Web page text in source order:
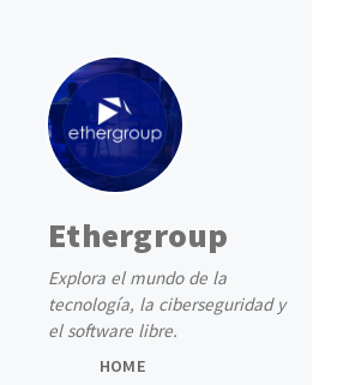
Ethergroup
Explora el mundo de la
tecnología, la ciberseguridad y
el software libre.
HOME